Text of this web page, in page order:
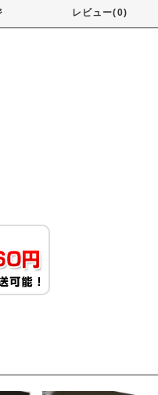
レビュー(0)